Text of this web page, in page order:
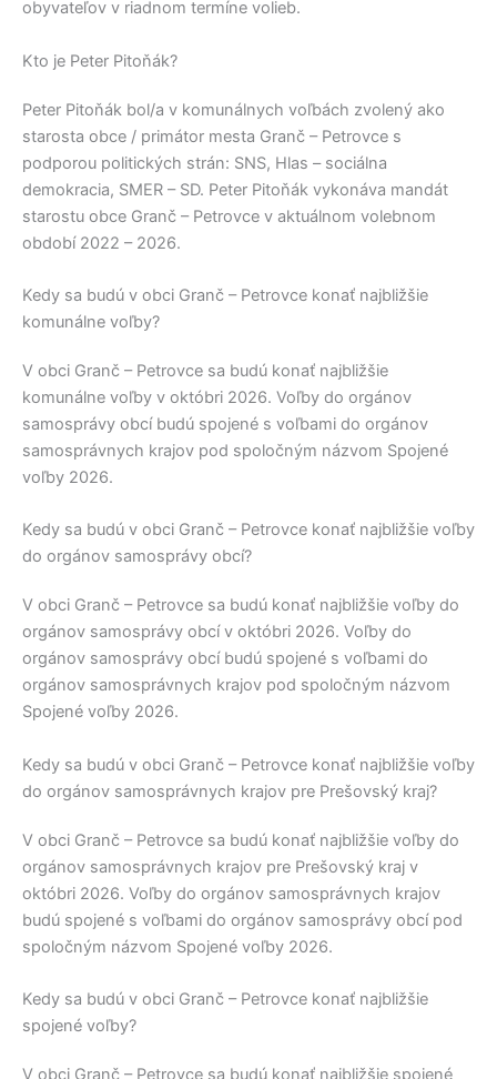
obyvateľov v riadnom termíne volieb.
Kto je Peter Pitoňák?
Peter Pitoňák bol/a v komunálnych voľbách zvolený ako
starosta obce / primátor mesta Granč – Petrovce s
podporou politických strán: SNS, Hlas – sociálna
demokracia, SMER – SD. Peter Pitoňák vykonáva mandát
starostu obce Granč – Petrovce v aktuálnom volebnom
období 2022 – 2026.
Kedy sa budú v obci Granč – Petrovce konať najbližšie
komunálne voľby?
V obci Granč – Petrovce sa budú konať najbližšie
komunálne voľby v októbri 2026. Voľby do orgánov
samosprávy obcí budú spojené s voľbami do orgánov
samosprávnych krajov pod spoločným názvom Spojené
voľby 2026.
Kedy sa budú v obci Granč – Petrovce konať najbližšie voľby
do orgánov samosprávy obcí?
V obci Granč – Petrovce sa budú konať najbližšie voľby do
orgánov samosprávy obcí v októbri 2026. Voľby do
orgánov samosprávy obcí budú spojené s voľbami do
orgánov samosprávnych krajov pod spoločným názvom
Spojené voľby 2026.
Kedy sa budú v obci Granč – Petrovce konať najbližšie voľby
do orgánov samosprávnych krajov pre Prešovský kraj?
V obci Granč – Petrovce sa budú konať najbližšie voľby do
orgánov samosprávnych krajov pre Prešovský kraj v
októbri 2026. Voľby do orgánov samosprávnych krajov
budú spojené s voľbami do orgánov samosprávy obcí pod
spoločným názvom Spojené voľby 2026.
Kedy sa budú v obci Granč – Petrovce konať najbližšie
spojené voľby?
V obci Granč – Petrovce sa budú konať najbližšie spojené